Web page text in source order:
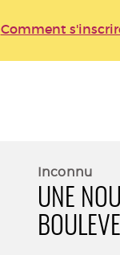
Comment
Inconnu
UNE